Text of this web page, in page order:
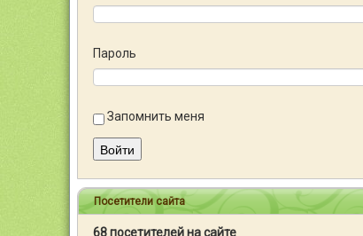
Пароль
Запомнить меня
Войти
Посетители сайта
68 посетителей на сайте